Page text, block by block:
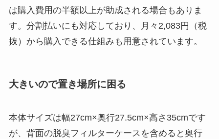
は購入費用の半額以上が助成される場合もありま
す。分割払いにも対応しており、月々2,083円（税
抜）から購入できる仕組みも用意されています。
大きいので置き場所に困る
本体サイズは幅27cm×奥行27.5cm×高さ35cmです
が、背面の脱臭フィルターケースを含めると奥行